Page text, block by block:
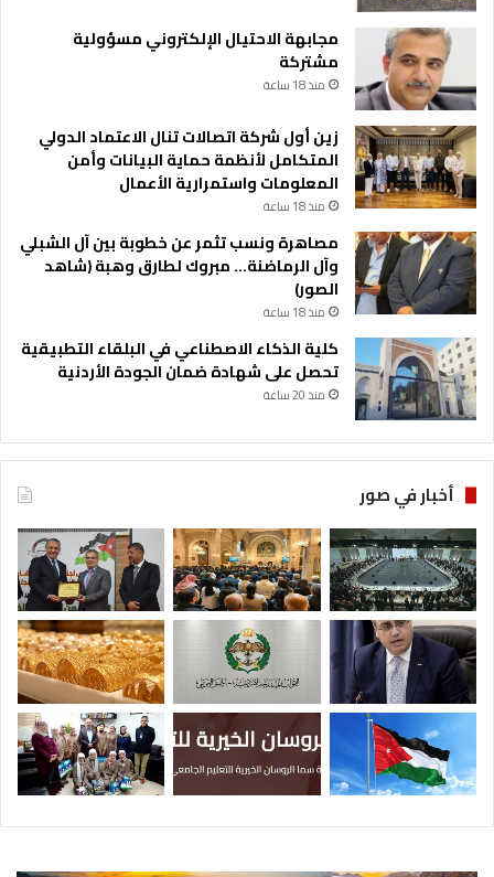
مجابهة الاحتيال الإلكتروني مسؤولية
مشتركة
منذ 18 ساعة
زين أول شركة اتصالات تنال الاعتماد الدولي
المتكامل لأنظمة حماية البيانات وأمن
المعلومات واستمرارية الأعمال
منذ 18 ساعة
مصاهرة ونسب تثمر عن خطوبة بين آل الشبلي
وآل الرماضنة… مبروك لطارق وهبة (شاهد
الصور)
منذ 18 ساعة
كلية الذكاء الاصطناعي في البلقاء التطبيقية
تحصل على شهادة ضمان الجودة الأردنية
منذ 20 ساعة
أخبار في صور